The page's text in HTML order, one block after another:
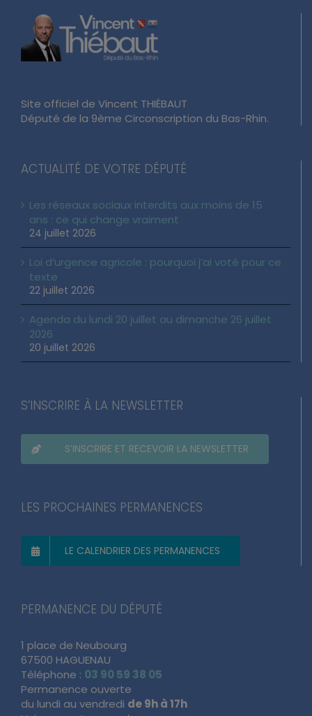
Site officiel de Vincent THIÉBAUT
Député de la 9ème Circonscription du Bas-Rhin.
ACTUALITÉ DE VOTRE DÉPUTÉ
Les réseaux sociaux interdits aux moins de 15
ans : ce qui change vraiment
24 juillet 2026
Loi d’urgence agricole : pourquoi j’ai voté pour ce
texte
22 juillet 2026
Agenda du lundi 20 juillet au dimanche 26 juillet
2026
20 juillet 2026
S’INSCRIRE À LA NEWSLETTER
S’INSCRIRE ET RECEVOIR LA NEWSLETTER
LES PROCHAINES PERMANENCES
LE CALENDRIER DES PERMANENCES
PERMANENCE DU DÉPUTÉ
1 place de Neubourg
67500 HAGUENAU
Téléphone : 03 90 59 38 05
Permanence ouverte
du lundi au vendredi de 9h à 17h